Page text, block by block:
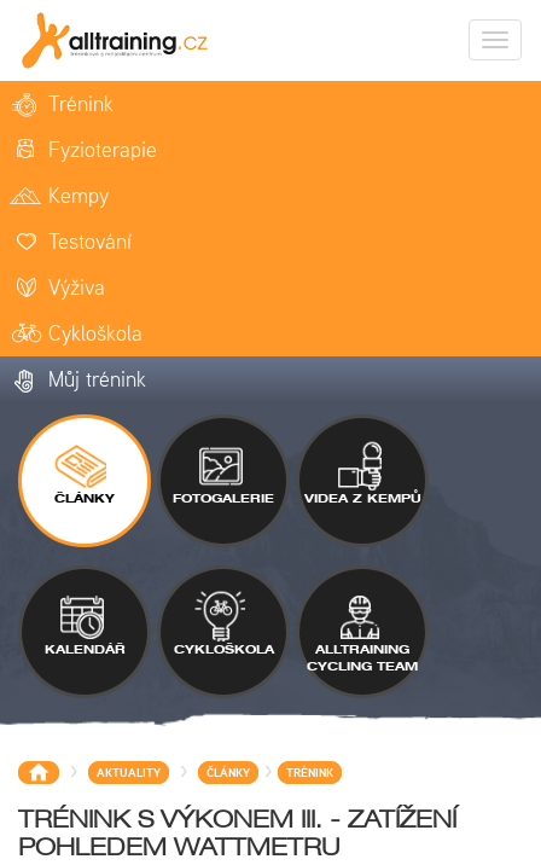
Trénink
Fyzioterapie
Kempy
Testování
Výživa
Cykloškola
Můj trénink
ČLÁNKY FOTOGALERIE VIDEA Z KEMPŮ
KALENDÁŘ CYKLOŠKOLA
ALLTRAINING
CYCLING TEAM
> AKTUALITY > ČLÁNKY > TRÉNINK
TRÉNINK S VÝKONEM III. - ZATÍŽENÍ
POHLEDEM WATTMETRU